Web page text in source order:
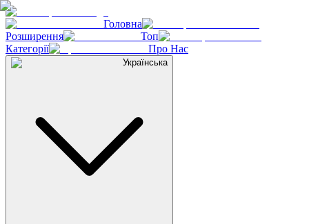
Головна
Розширення
Топ
Категорії
Про Нас
Українська